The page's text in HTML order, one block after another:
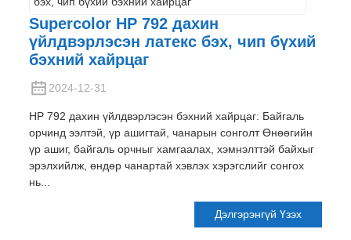
Supercolor HP 792 дахин
үйлдвэрлэсэн латекс бэх, чип бүхий
бэхний хайрцаг
2024-12-31
HP 792 дахин үйлдвэрлэсэн бэхний хайрцаг: Байгаль
орчинд ээлтэй, үр ашигтай, чанарын сонголт Өнөөгийн
үр ашиг, байгаль орчныг хамгаалах, хэмнэлттэй байхыг
эрэлхийлж, өндөр чанартай хэвлэх хэрэгслийг сонгох
нь...
Дэлгэрэнгүй Үзэх